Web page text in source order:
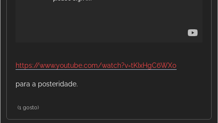
https://www.youtube.com/watch?v=tKIxHgC6WX0
para a posteridade.
(1 gosto)